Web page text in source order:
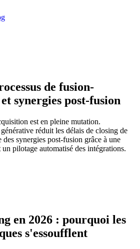
de fusion-
synergies post-fusion
est en pleine mutation.
réduit les délais de closing de
des synergies post-fusion grâce à une
pilotage automatisé des intégrations.
en 2026 : pourquoi les
s'essoufflent